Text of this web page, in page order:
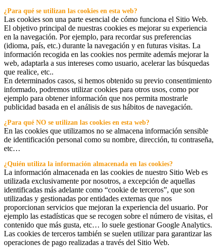
¿Para qué se utilizan las cookies en esta web?
Las cookies son una parte esencial de cómo funciona el Sitio Web.
El objetivo principal de nuestras cookies es mejorar su experiencia
en la navegación. Por ejemplo, para recordar sus preferencias
(idioma, país, etc.) durante la navegación y en futuras visitas. La
información recogida en las cookies nos permite además mejorar la
web, adaptarla a sus intereses como usuario, acelerar las búsquedas
que realice, etc..
En determinados casos, si hemos obtenido su previo consentimiento
informado, podremos utilizar cookies para otros usos, como por
ejemplo para obtener información que nos permita mostrarle
publicidad basada en el análisis de sus hábitos de navegación.
¿Para qué NO se utilizan las cookies en esta web?
En las cookies que utilizamos no se almacena información sensible
de identificación personal como su nombre, dirección, tu contraseña,
etc…
¿Quién utiliza la información almacenada en las cookies?
La información almacenada en las cookies de nuestro Sitio Web es
utilizada exclusivamente por nosotros, a excepción de aquellas
identificadas más adelante como “cookie de terceros”, que son
utilizadas y gestionadas por entidades externas que nos
proporcionan servicios que mejoran la experiencia del usuario. Por
ejemplo las estadísticas que se recogen sobre el número de visitas, el
contenido que más gusta, etc… lo suele gestionar Google Analytics.
Las cookies de terceros también se suelen utilizar para garantizar las
operaciones de pago realizadas a través del Sitio Web.